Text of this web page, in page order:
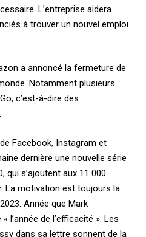
L’entreprise aidera
à trouver un nouvel emploi
a annoncé la fermeture de
Notamment plusieurs
c’est-à-dire des
Facebook, Instagram et
dernière une nouvelle série
qui s’ajoutent aux 11 000
La motivation est toujours la
Année que Mark
l’année de l’efficacité ». Les
dans sa lettre sonnent de la